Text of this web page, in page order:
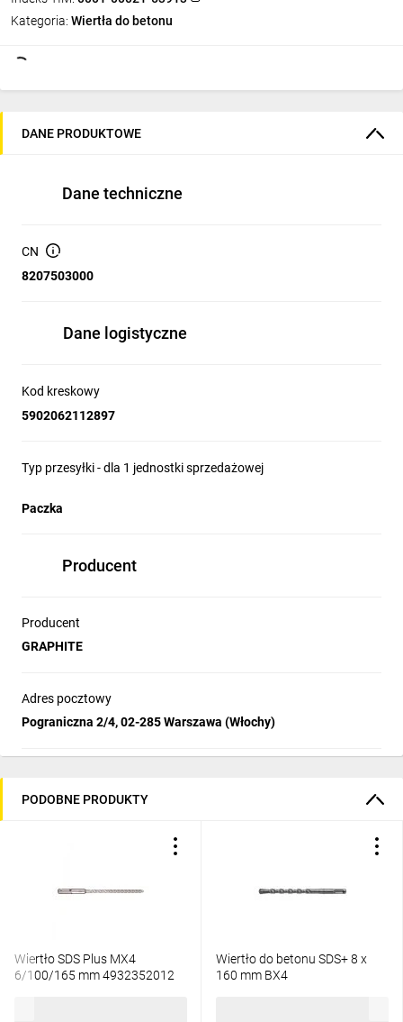
Kategoria: Wiertła do betonu
DANE PRODUKTOWE
Dane techniczne
CN
8207503000
Dane logistyczne
Kod kreskowy
5902062112897
Typ przesyłki - dla 1 jednostki sprzedażowej
Paczka
Producent
Producent
GRAPHITE
Adres pocztowy
Pograniczna 2/4, 02-285 Warszawa (Włochy)
PODOBNE PRODUKTY
Wiertło SDS Plus MX4
6/100/165 mm 4932352012
Wiertło do betonu SDS+ 8 x
160 mm BX4